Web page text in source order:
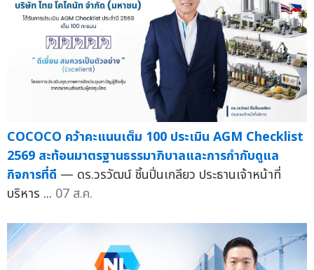
COCOCO คว้าคะแนนเต็ม 100 ประเมิน AGM Checklist
2569 สะท้อนมาตรฐานธรรมาภิบาลและการกำกับดูแล
กิจการที่ดี — ดร.วรวัฒน์ ชิ้นปิ่นเกลียว ประธานเจ้าหน้าที่
บริหาร ... 07 ส.ค.